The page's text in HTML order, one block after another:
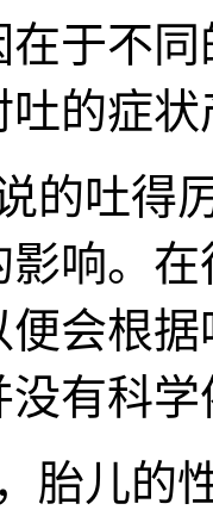
于不
的症
吐得厉
响。
会根
有科
儿的性